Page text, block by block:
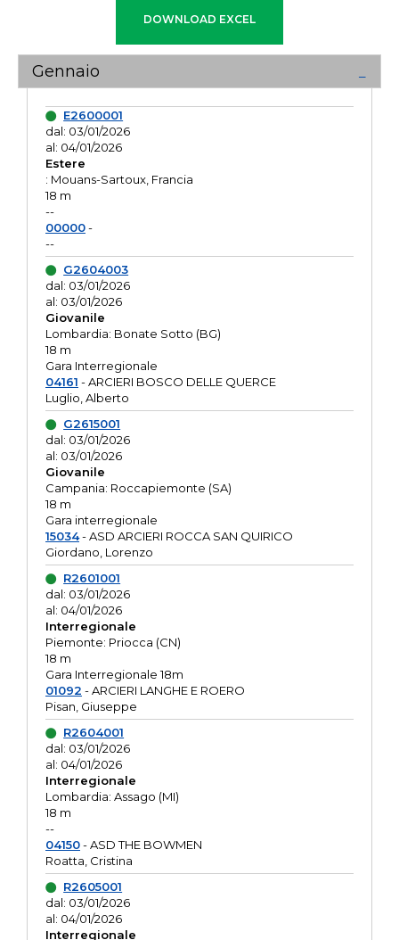
Gennaio
E2600001
dal: 03/01/2026
al: 04/01/2026
Estere
: Mouans-Sartoux, Francia
18 m
--
00000-
--
G2604003
dal: 03/01/2026
al: 03/01/2026
Giovanile
Lombardia: Bonate Sotto (BG)
18 m
Gara Interregionale
04161 - ARCIERI BOSCO DELLE QUERCE
Luglio, Alberto
G2615001
dal: 03/01/2026
al: 03/01/2026
Giovanile
Campania: Roccapiemonte (SA)
18 m
Gara interregionale
15034- ASD ARCIERI ROCCA SAN QUIRICO
Giordano, Lorenzo
R2601001
dal: 03/01/2026
al: 04/01/2026
Interregionale
Piemonte: Priocca (CN)
18 m
Gara Interregionale 18m
01092 - ARCIERI LANGHE E ROERO
Pisan, Giuseppe
R2604001
dal: 03/01/2026
al: 04/01/2026
Interregionale
Lombardia: Assago (MI)
18 m
--
04150- ASD THE BOWMEN
Roatta, Cristina
R2605001
dal: 03/01/2026
al: 04/01/2026
Interregionale